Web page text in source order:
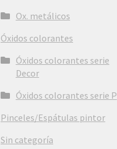
Ox. metálicos
Óxidos colorantes
Óxidos colorantes serie
Decor
Óxidos colorantes serie P
Pinceles/Espátulas pintor
Sin categoría